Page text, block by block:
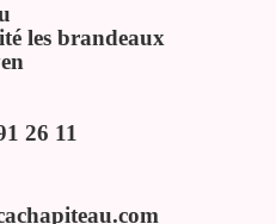
les brandeaux
26 11